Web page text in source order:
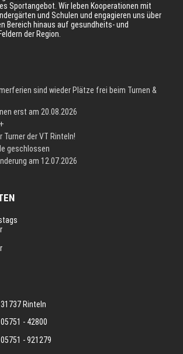
Sportangebot. Wir leben Kooperationen mit
und Schulen und engagieren uns über
Bereich hinaus auf gesundheits- und
der Region.
sind wieder Plätze frei beim Turnen &
erst am 20.08.2026
Turner der VT Rinteln!
geschlossen
am 12.07.2026
Rinteln
05751 - 42800
05751 - 921279